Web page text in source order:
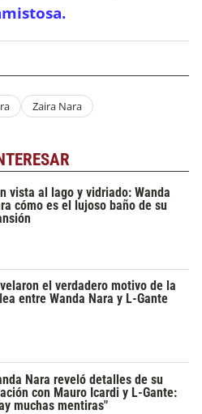
Zaira Nara
vista al lago y vidriado: Wanda
cómo es el lujoso baño de su
el verdadero motivo de la
entre Wanda Nara y L-Gante
Nara reveló detalles de su
con Mauro Icardi y L-Gante:
muchas mentiras"